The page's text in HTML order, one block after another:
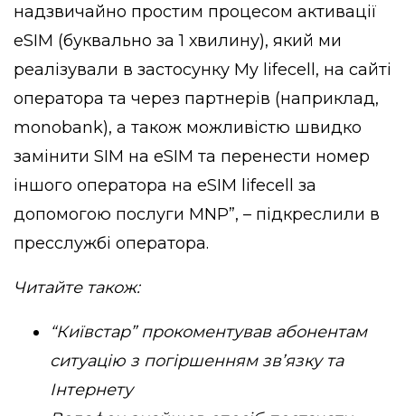
надзвичайно простим процесом активації
eSIM (буквально за 1 хвилину), який ми
реалізували в застосунку My lifecell, на сайті
оператора та через партнерів (наприклад,
monobank), а також можливістю швидко
замінити SIM на eSIM та перенести номер
іншого оператора на eSIM lifecell за
допомогою послуги MNP”, – підкреслили в
пресслужбі оператора.
Читайте також:
“Київстар” прокоментував абонентам
ситуацію з погіршенням зв’язку та
Інтернету